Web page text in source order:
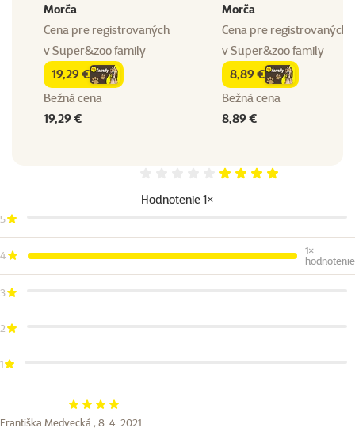
Morča
Morča
Cena pre registrovaných
vSuper&zoo family
familycena
19,29 €
Cena pre registrovaných
vSuper&zoo family
familycena
8,89 €
Bežná cena
19,29 €
Bežná cena
8,89 €
Hodnotenie 1×
Hodnotenie 80%
5
4
1×
hodnotenie
3
2
1
Hodnotenie 80%
Františka Medvecká , 8. 4. 2021